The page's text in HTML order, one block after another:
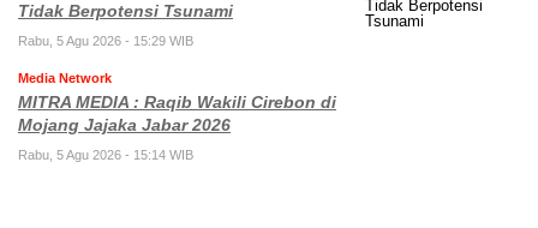
Tidak Berpotensi Tsunami
Rabu, 5 Agu 2026 - 15:29 WIB
Media Network
MITRA MEDIA : Raqib Wakili Cirebon di
Mojang Jajaka Jabar 2026
Rabu, 5 Agu 2026 - 15:14 WIB